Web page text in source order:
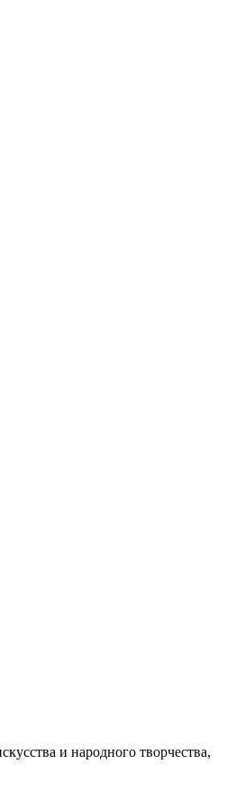
и народного творчества,